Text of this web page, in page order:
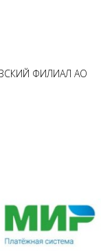
ФИЛИАЛ АО